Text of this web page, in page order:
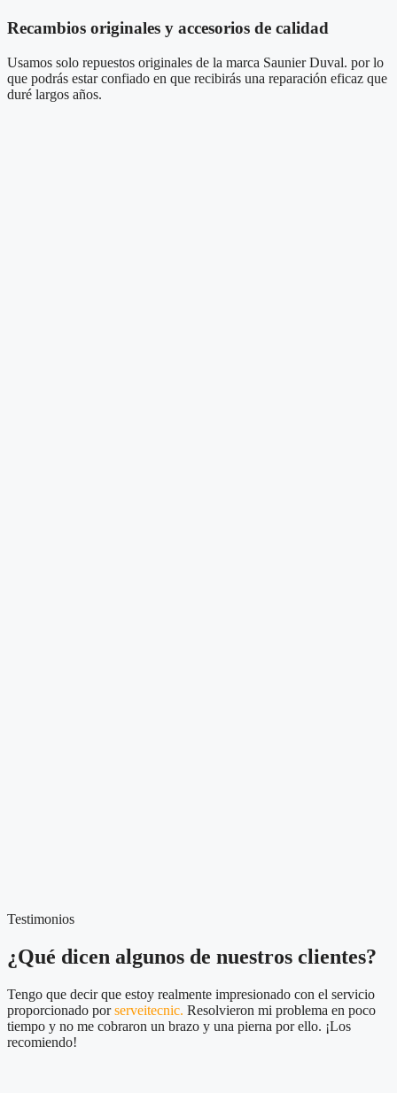
Recambios originales y accesorios de calidad
Usamos solo repuestos originales de la marca Saunier Duval. por lo
que podrás estar confiado en que recibirás una reparación eficaz que
duré largos años.
Testimonios
¿Qué dicen algunos de nuestros clientes?
Tengo que decir que estoy realmente impresionado con el servicio
proporcionado porserveitecnic. Resolvieron mi problema en poco
tiempo y no me cobraron un brazo y una pierna por ello. ¡Los
recomiendo!